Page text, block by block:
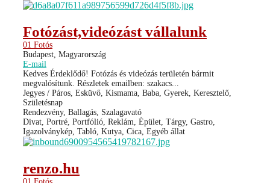
Fotózást,videózást vállalunk
01 Fotós
Budapest, Magyarország
E-mail
Kedves Érdeklődő! Fotózás és videózás területén bármit
megvalósítunk. Részletek emailben: szakacs...
Jegyes / Páros, Esküvő, Kismama, Baba, Gyerek, Keresztelő,
Születésnap
Rendezvény, Ballagás, Szalagavató
Divat, Portré, Portfólió, Reklám, Épület, Tárgy, Gastro,
Igazolványkép, Tabló, Kutya, Cica, Egyéb állat
renzo.hu